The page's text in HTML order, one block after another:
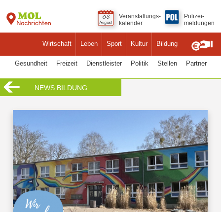
Wirtschaft Leben Sport Kultur Bildung
Veranstaltungs-
kalender
Polizei-
meldungen
Gesundheit Freizeit Dienstleister Politik Stellen Partner
NEWS BILDUNG